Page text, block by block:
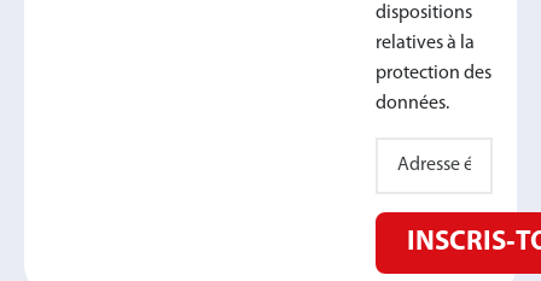
dispositions
relatives à la
protection des
données.